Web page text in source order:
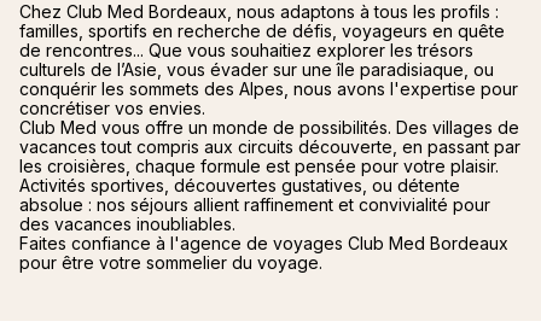
Chez Club Med Bordeaux, nous adaptons à tous les profils :
familles, sportifs en recherche de défis, voyageurs en quête
de rencontres... Que vous souhaitiez explorer les trésors
culturels de l’Asie, vous évader sur une île paradisiaque, ou
conquérir les sommets des Alpes, nous avons l'expertise pour
concrétiser vos envies.
Club Med vous offre un monde de possibilités. Des villages de
vacances tout compris aux circuits découverte, en passant par
les croisières, chaque formule est pensée pour votre plaisir.
Activités sportives, découvertes gustatives, ou détente
absolue : nos séjours allient raffinement et convivialité pour
des vacances inoubliables.
Faites confiance à l'agence de voyages Club Med Bordeaux
pour être votre sommelier du voyage.